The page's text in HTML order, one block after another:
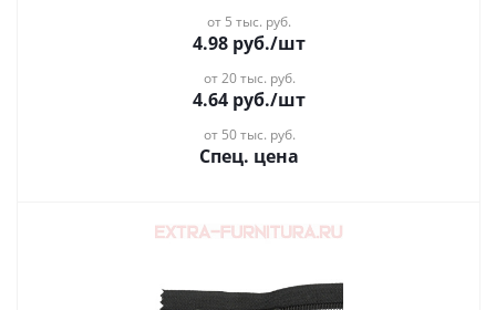
от 5 тыс. руб.
4.98 руб./шт
от 20 тыс. руб.
4.64 руб./шт
от 50 тыс. руб.
Спец. цена